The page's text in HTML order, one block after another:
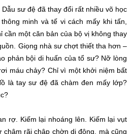
sư đệ đã thay đổi rất nhiều võ học
thông minh và tế vi cách mấy khi tấn,
cần một căn bản của bộ vị không thay
Giọng nhà sưchợt thiết tha hơn –
phản bội di huấn của tổ sư? Nỡ lòng
máu chảy? Chỉ vì một khởi niệm bất
là taysư đệđã chàm đen mấy lớp?
rợ. Kiếm lại nhoáng lên. Kiếm lại vụt
chậm rãi chập chờn di động , mà cũng